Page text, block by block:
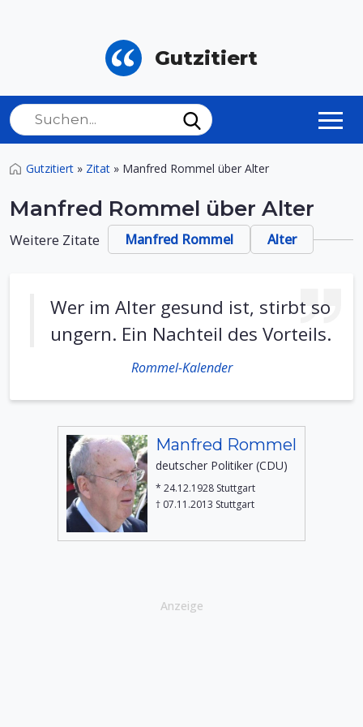
Gutzitiert
Gutzitiert » Zitat » Manfred Rommel über Alter
Manfred Rommel über Alter
Weitere Zitate Manfred Rommel Alter
Wer im Alter gesund ist, stirbt so
ungern. Ein Nachteil des Vorteils.
Rommel-Kalender
Manfred Rommel
deutscher Politiker (CDU)
* 24.12.1928 Stuttgart
† 07.11.2013 Stuttgart
Anzeige